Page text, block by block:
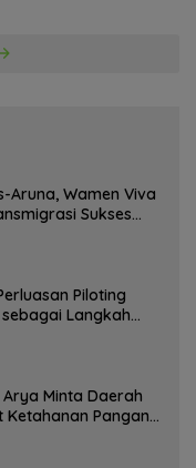
Aruna, Wamen Viva
Sukses
Piloting
Langkah
Minta Daerah
Pangan